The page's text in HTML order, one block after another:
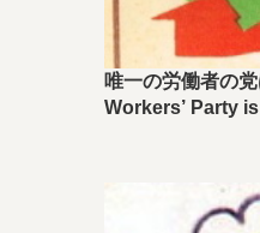
唯一の労働者の
Workers’ Party